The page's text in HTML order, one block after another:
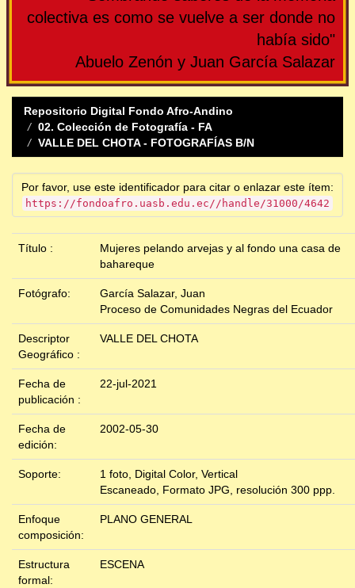
colectiva es como se vuelve a ser donde no
había sido"
Abuelo Zenón y Juan García Salazar
Repositorio Digital Fondo Afro-Andino
02. Colección de Fotografía - FA
VALLE DEL CHOTA - FOTOGRAFÍAS B/N
Por favor, use este identificador para citar o enlazar este ítem:
https://fondoafro.uasb.edu.ec//handle/31000/4642
Título :
Mujeres pelando arvejas y al fondo una casa de
bahareque
Fotógrafo:
García Salazar, Juan
Proceso de Comunidades Negras del Ecuador
Descriptor
Geográfico :
VALLE DEL CHOTA
Fecha de
publicación :
22-jul-2021
Fecha de
edición:
2002-05-30
Soporte:
1 foto, Digital Color, Vertical
Escaneado, Formato JPG, resolución 300 ppp.
Enfoque
composición:
PLANO GENERAL
Estructura
formal:
ESCENA